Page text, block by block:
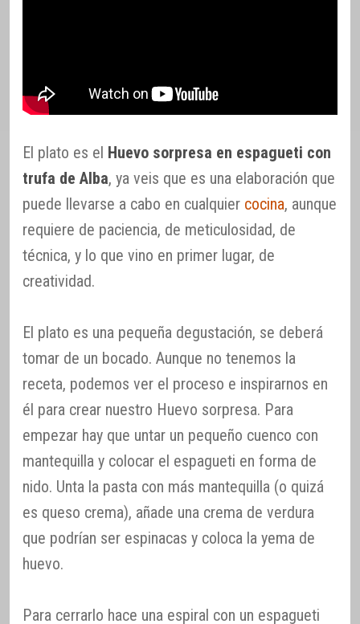
El plato es el Huevo sorpresa en espagueti con
trufa de Alba, ya veis que es una elaboración que
puede llevarse a cabo en cualquier cocina, aunque
requiere de paciencia, de meticulosidad, de
técnica, y lo que vino en primer lugar, de
creatividad.
El plato es una pequeña degustación, se deberá
tomar de un bocado. Aunque no tenemos la
receta, podemos ver el proceso e inspirarnos en
él para crear nuestro Huevo sorpresa. Para
empezar hay que untar un pequeño cuenco con
mantequilla y colocar el espagueti en forma de
nido. Unta la pasta con más mantequilla (o quizá
es queso crema), añade una crema de verdura
que podrían ser espinacas y coloca la yema de
huevo.
Para cerrarlo hace una espiral con un espagueti